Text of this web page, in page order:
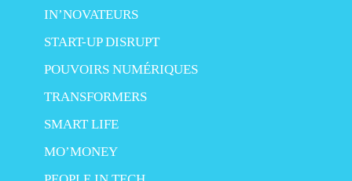
IN’NOVATEURS
START-UP DISRUPT
POUVOIRS NUMÉRIQUES
TRANSFORMERS
SMART LIFE
MO’MONEY